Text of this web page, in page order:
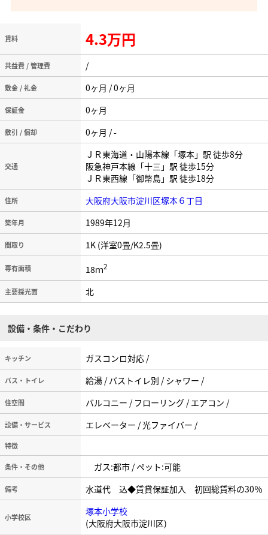
賃料 4.3万円
共益費 / 管理費 /
敷金 / 礼金 0ヶ月 / 0ヶ月
保証金 0ヶ月
敷引 / 償却 0ヶ月 / -
交通
ＪＲ東海道・山陽本線「塚本」駅 徒歩8分
阪急神戸本線「十三」駅 徒歩15分
ＪＲ東西線「御幣島」駅 徒歩18分
住所 大阪府大阪市淀川区塚本６丁目
築年月 1989年12月
間取り 1K (洋室0畳/K2.5畳)
専有面積 18ｍ2
主要採光面 北
設備・条件・こだわり
キッチン ガスコンロ対応 /
バス・トイレ 給湯 / バストイレ別 / シャワー /
住空間 バルコニー / フローリング / エアコン /
設備・サービス エレベーター / 光ファイバー /
特徴
条件・その他 ガス:都市 / ペット:可能
備考 水道代 込◆賃貸保証加入 初回総賃料の30％
小学校区
塚本小学校
(大阪府大阪市淀川区)